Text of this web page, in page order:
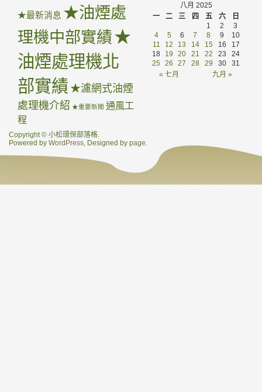
★最新消息 ★油煙處
理機中部實績★
油煙處理機北
部實績 ★濾網式油煙
處理機介紹 ★重要新聞 通風工
程
八月 2025
一
二 三 四 五 六 日
« 七月 九月 »
1 2
3
4
5 6 7 8 9
10
11
12 13 14 15 16
17
18
19 20 21 22 23
24
25
26 27 28 29 30 31
Copyright © 小松環保部落格.
Powered by WordPress , Designed by page